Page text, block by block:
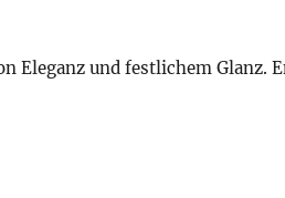
Eleganz und festlichem Glanz.